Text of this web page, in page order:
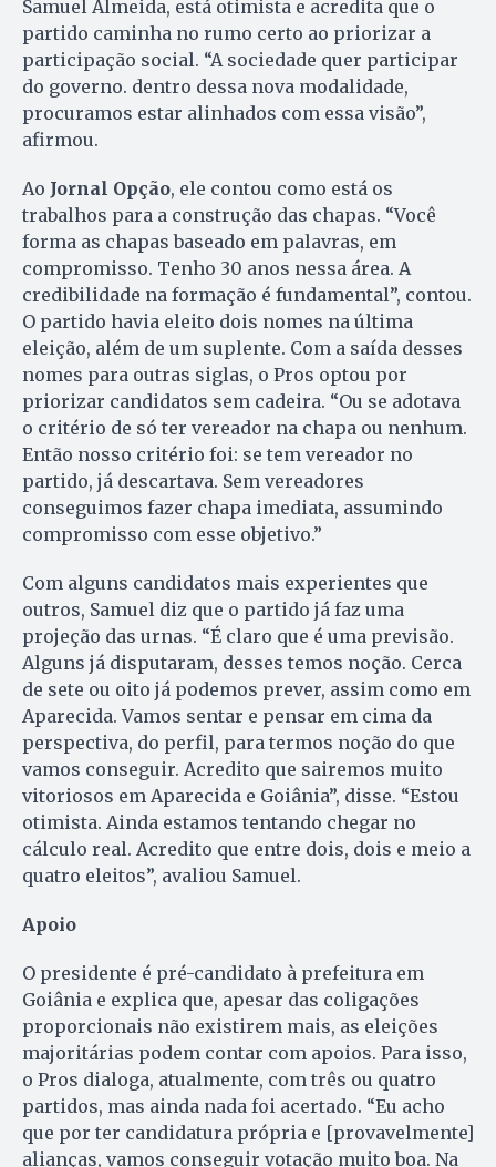
Samuel Almeida, está otimista e acredita que o
partido caminha no rumo certo ao priorizar a
participação social. “A sociedade quer participar
do governo. dentro dessa nova modalidade,
procuramos estar alinhados com essa visão”,
afirmou.
Ao Jornal Opção, ele contou como está os
trabalhos para a construção das chapas. “Você
forma as chapas baseado em palavras, em
compromisso. Tenho 30 anos nessa área. A
credibilidade na formação é fundamental”, contou.
O partido havia eleito dois nomes na última
eleição, além de um suplente. Com a saída desses
nomes para outras siglas, o Pros optou por
priorizar candidatos sem cadeira. “Ou se adotava
o critério de só ter vereador na chapa ou nenhum.
Então nosso critério foi: se tem vereador no
partido, já descartava. Sem vereadores
conseguimos fazer chapa imediata, assumindo
compromisso com esse objetivo.”
Com alguns candidatos mais experientes que
outros, Samuel diz que o partido já faz uma
projeção das urnas. “É claro que é uma previsão.
Alguns já disputaram, desses temos noção. Cerca
de sete ou oito já podemos prever, assim como em
Aparecida. Vamos sentar e pensar em cima da
perspectiva, do perfil, para termos noção do que
vamos conseguir. Acredito que sairemos muito
vitoriosos em Aparecida e Goiânia”, disse. “Estou
otimista. Ainda estamos tentando chegar no
cálculo real. Acredito que entre dois, dois e meio a
quatro eleitos”, avaliou Samuel.
Apoio
O presidente é pré-candidato à prefeitura em
Goiânia e explica que, apesar das coligações
proporcionais não existirem mais, as eleições
majoritárias podem contar com apoios. Para isso,
o Pros dialoga, atualmente, com três ou quatro
partidos, mas ainda nada foi acertado. “Eu acho
que por ter candidatura própria e [provavelmente]
alianças, vamos conseguir votação muito boa. Na